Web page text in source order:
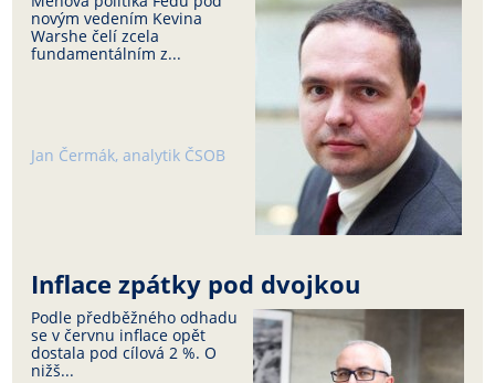
novým vedením Kevina
Warshe čelí zcela
fundamentálním z...
Jan Čermák, analytik ČSOB
Inflace zpátky pod dvojkou
Podle předběžného odhadu
se v červnu inflace opět
dostala pod cílová 2 %. O
nižš...